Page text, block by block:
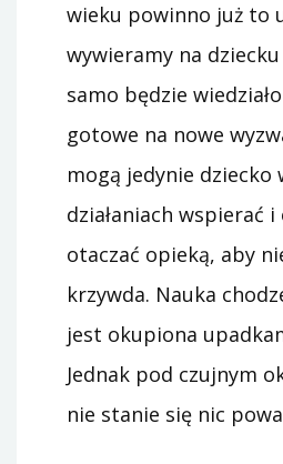
wieku powinno już to
wywieramy na
samo będzie
gotowe na nowe
mogą jedynie dziecko
działaniach wspierać i
otaczać opieką, aby
krzywda. Nauka
jest okupiona
Jednak pod czujnym
nie stanie się nic